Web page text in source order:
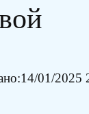
14/01/2025